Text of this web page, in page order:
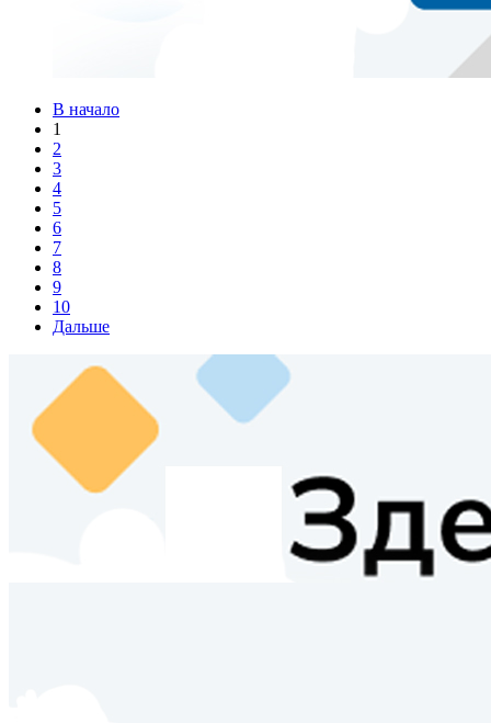
В начало
1
2
3
4
5
6
7
8
9
10
Дальше